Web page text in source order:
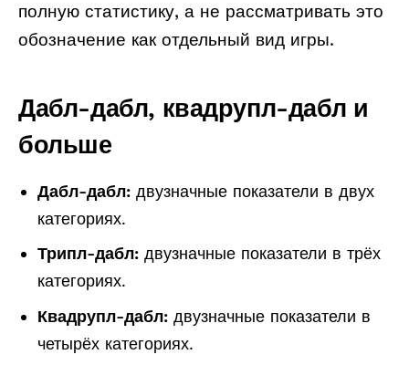
полную статистику, а не рассматривать это
обозначение как отдельный вид игры.
Дабл-дабл, квадрупл-дабл и
больше
Дабл-дабл:двузначные показатели в двух
категориях.
Трипл-дабл:двузначные показатели в трёх
категориях.
Квадрупл-дабл:двузначные показатели в
четырёх категориях.